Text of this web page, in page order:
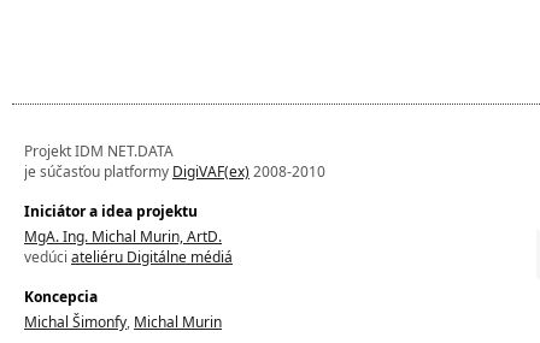
Projekt IDM NET.DATA
je súčasťou platformy DigiVAF(ex)2008-2010
Iniciátor a idea projektu
MgA. Ing. Michal Murin, ArtD.
vedúci ateliéru Digitálne médiá
Koncepcia
Michal Šimonfy, Michal Murin